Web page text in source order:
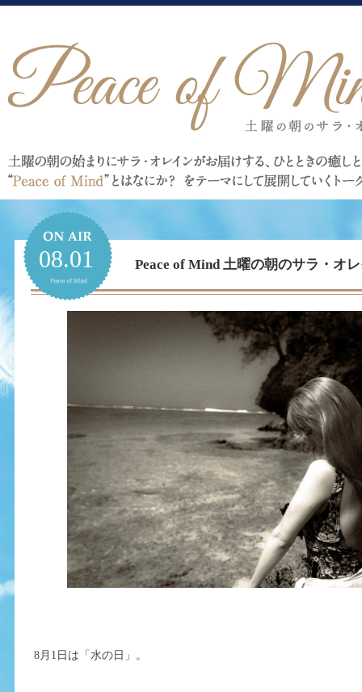
08.01 Peace of Mind 土曜の朝のサラ・オ
8月1日は「水の日」。